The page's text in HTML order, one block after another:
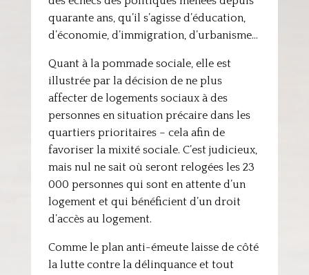
quarante ans, qu’il s’agisse d’éducation,
d’économie, d’immigration, d’urbanisme…
Quant à la pommade sociale, elle est
illustrée par la décision de ne plus
affecter de logements sociaux à des
personnes en situation précaire dans les
quartiers prioritaires – cela afin de
favoriser la mixité sociale. C’est judicieux,
mais nul ne sait où seront relogées les 23
000 personnes qui sont en attente d’un
logement et qui bénéficient d’un droit
d’accès au logement.
Comme le plan anti-émeute laisse de côté
la lutte contre la délinquance et tout